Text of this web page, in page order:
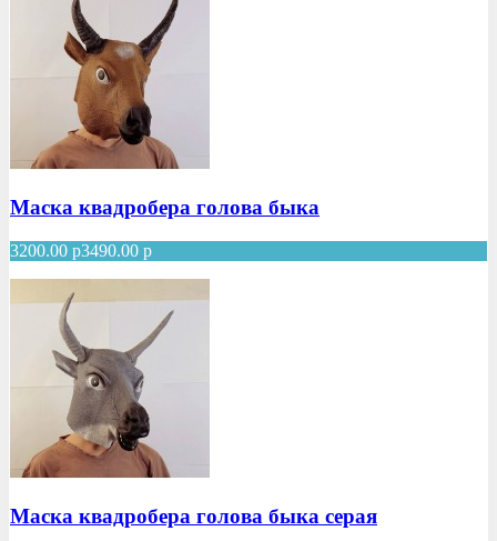
Маска квадробера голова быка
3200.00 р3490.00 р
Маска квадробера голова быка серая